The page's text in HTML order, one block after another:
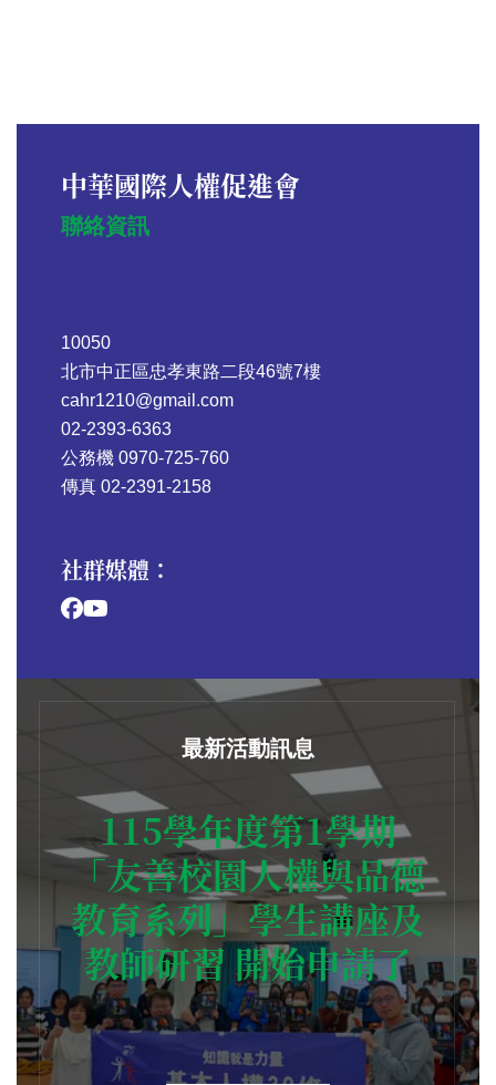
中華國際人權促進會
聯絡資訊
10050
北市中正區忠孝東路二段46號7樓
cahr1210@gmail.com
02-2393-6363
公務機 0970-725-760
傳真 02-2391-2158
社群媒體：
最新活動訊息
115學年度第1學期
「友善校園人權與品德
教育系列」學生講座及
教師研習 開始申請了